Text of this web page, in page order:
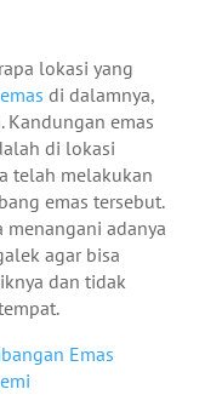
lokasi yang
di dalamnya,
Kandungan emas
di lokasi
telah melakukan
emas tersebut.
menangani adanya
agar bisa
dan tidak
Emas